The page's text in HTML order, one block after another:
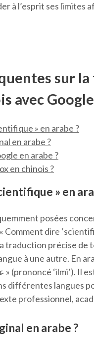
à l’esprit ses limites
sur
avec
» en arabe ?
en arabe ?
en arabe ?
en chinois ?
» en
posées
Comment dire
traduction précise de
à une autre. En
différentes langues
professionnel,
en arabe ?